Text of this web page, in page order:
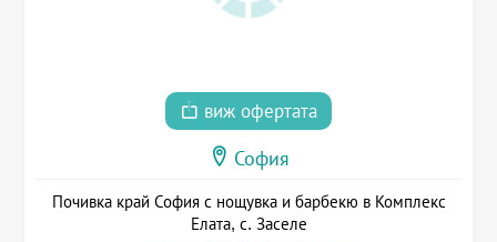
виж офертата
София
Почивка край София с нощувка и барбекю в Комплекс
Елата, с. Заселе